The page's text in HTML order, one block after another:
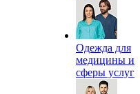
Одежда для
медицины и
сферы услуг